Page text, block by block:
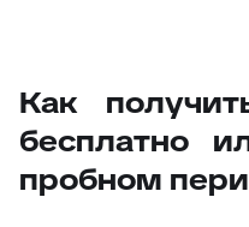
Как
бесплатно
пробном